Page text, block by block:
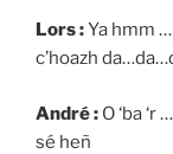
Lors :Ya hmm
c’hoazh
André : O ‘ba ‘r
sé heñ